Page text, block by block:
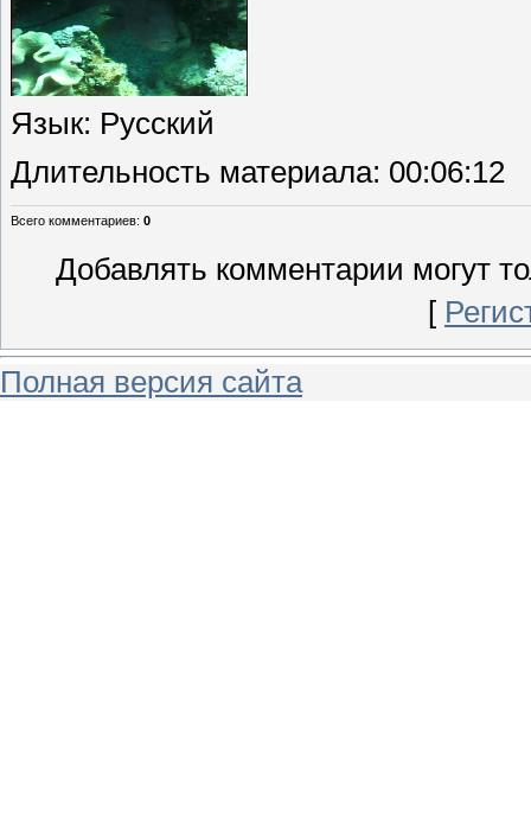
Язык: Русский
Длительность материала: 00:06:12
Всего комментариев: 0
Добавлять комментарии могут
[
Полная версия сайта